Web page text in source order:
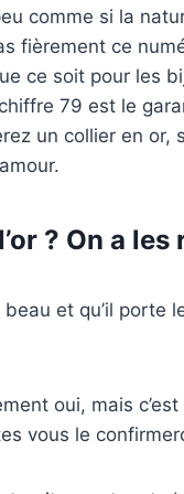
comme si la
fièrement ce
ce soit pour les
79 est le
un collier en or,
? On a les
beau et qu’il porte
oui, mais
vous le